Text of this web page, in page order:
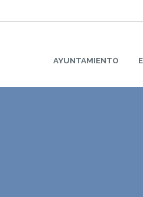
AYUNTAMIENTO